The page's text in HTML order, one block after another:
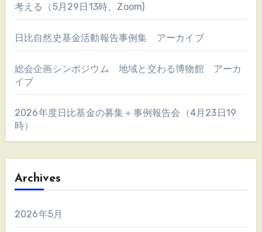
考える（5月29日13時、Zoom)
日比自然史基金活動報告事例集 アーカイブ
総会企画シンポジウム 地域と交わる博物館 アーカ
イブ
2026年度日比基金の募集＋事例報告会（4月23日19
時）
Archives
2026年5月